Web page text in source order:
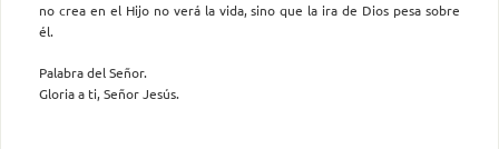
no crea en el Hijo no verá la vida, sino que la ira de Dios pesa sobre
él.
Palabra del Señor.
Gloria a ti, Señor Jesús.